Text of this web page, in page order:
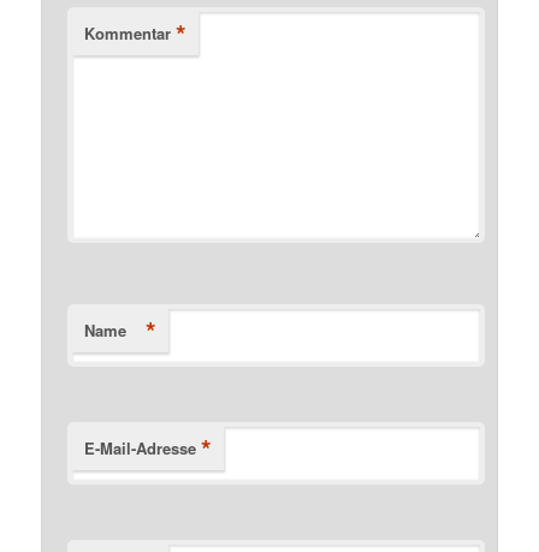
Kommentar *
Name *
E-Mail-Adresse *